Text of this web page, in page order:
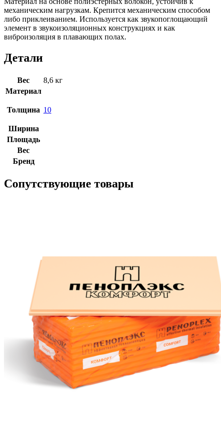
механическим нагрузкам. Крепится механическим способом
либо приклеиванием. Используется как звукопоглощающий
элемент в звукоизоляционных конструкциях и как
виброизоляция в плавающих полах.
Детали
Вес
8,6 кг
Материал
Толщина 10
Ширина
Площадь
Вес
Бренд
Сопутствующие товары